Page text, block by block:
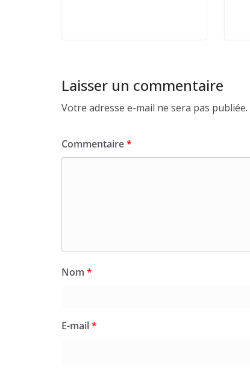
Laisser un commentaire
Votre adresse e-mail ne sera pas publiée.
Commentaire*
Nom *
E-mail*